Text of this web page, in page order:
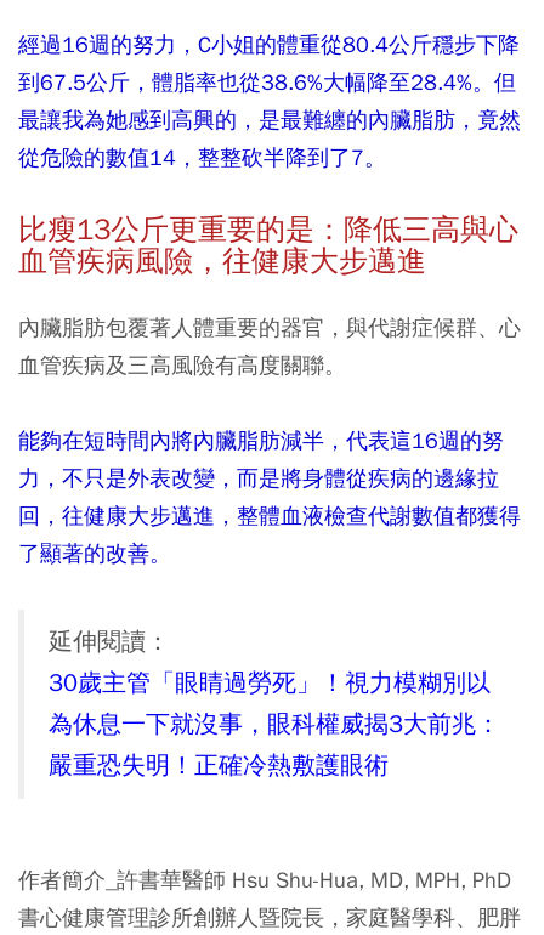
經過16週的努力，C小姐的體重從80.4公斤穩步下降
到67.5公斤，體脂率也從38.6%大幅降至28.4%。但
最讓我為她感到高興的，是最難纏的內臟脂肪，竟然
從危險的數值14，整整砍半降到了7。
比瘦13公斤更重要的是：降低三高與心
血管疾病風險，往健康大步邁進
內臟脂肪包覆著人體重要的器官，與代謝症候群、心
血管疾病及三高風險有高度關聯。
能夠在短時間內將內臟脂肪減半，代表這16週的努
力，不只是外表改變，而是將身體從疾病的邊緣拉
回，往健康大步邁進，整體血液檢查代謝數值都獲得
了顯著的改善。
延伸閱讀：
30歲主管「眼睛過勞死」！視力模糊別以
為休息一下就沒事，眼科權威揭3大前兆：
嚴重恐失明！正確冷熱敷護眼術
作者簡介_許書華醫師 Hsu Shu-Hua, MD, MPH, PhD
書心健康管理診所創辦人暨院長，家庭醫學科、肥胖